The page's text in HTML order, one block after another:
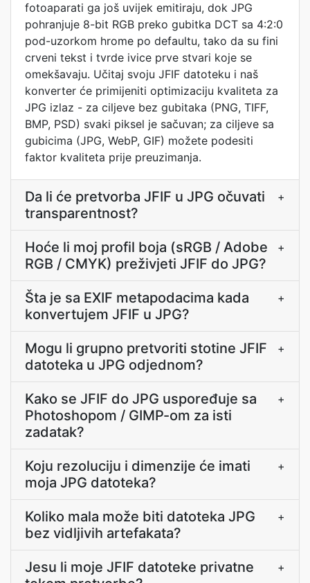
fotoaparati ga još uvijek emitiraju, dok JPG
pohranjuje 8-bit RGB preko gubitka DCT sa 4:2:0
pod-uzorkom hrome po defaultu, tako da su fini
crveni tekst i tvrde ivice prve stvari koje se
omekšavaju. Učitaj svoju JFIF datoteku i naš
konverter će primijeniti optimizaciju kvaliteta za
JPG izlaz - za ciljeve bez gubitaka (PNG, TIFF,
BMP, PSD) svaki piksel je sačuvan; za ciljeve sa
gubicima (JPG, WebP, GIF) možete podesiti
faktor kvaliteta prije preuzimanja.
Da li će pretvorba JFIF u JPG očuvati
transparentnost?
+
Hoće li moj profil boja (sRGB / Adobe
RGB / CMYK) preživjeti JFIF do JPG?
+
Šta je sa EXIF metapodacima kada
konvertujem JFIF u JPG?
+
Mogu li grupno pretvoriti stotine JFIF
datoteka u JPG odjednom?
+
Kako se JFIF do JPG uspoređuje sa
Photoshopom / GIMP-om za isti
zadatak?
+
Koju rezoluciju i dimenzije će imati
moja JPG datoteka?
+
Koliko mala može biti datoteka JPG
bez vidljivih artefakata?
+
Jesu li moje JFIF datoteke privatne
+